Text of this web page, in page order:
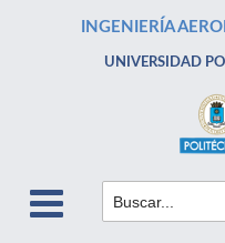
INGENIERÍA
UNIVERSIDAD